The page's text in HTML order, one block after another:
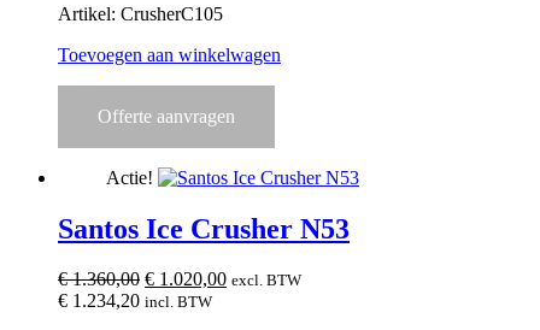
Artikel: CrusherC105
Toevoegen aan winkelwagen
Offerte aanvragen
Actie!
Santos Ice Crusher N53
€1.360,00 Oorspronkelijke
prijs
€ 1.020,00Huidige
excl. BTW
€ 1.234,20 incl. BTW